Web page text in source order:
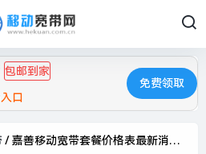
包邮到家
口
免费领取
/嘉善移动宽带套餐价格表最新消息查询？推荐移动500M包1年300元